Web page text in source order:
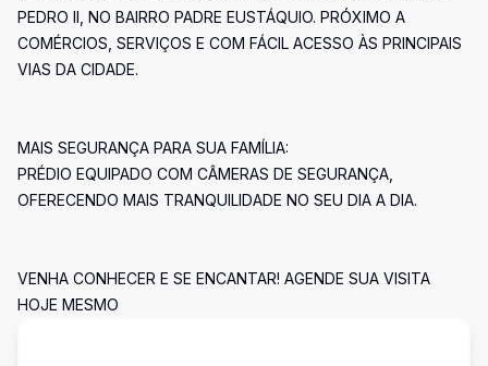
PEDRO II, NO BAIRRO PADRE EUSTÁQUIO. PRÓXIMO A
COMÉRCIOS, SERVIÇOS E COM FÁCIL ACESSO ÀS PRINCIPAIS
VIAS DA CIDADE.
MAIS SEGURANÇA PARA SUA FAMÍLIA:
PRÉDIO EQUIPADO COM CÂMERAS DE SEGURANÇA,
OFERECENDO MAIS TRANQUILIDADE NO SEU DIA A DIA.
VENHA CONHECER E SE ENCANTAR! AGENDE SUA VISITA
HOJE MESMO